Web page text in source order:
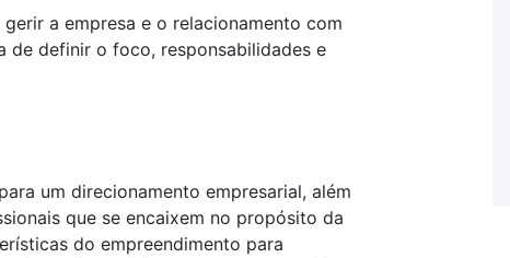
a empresa e o relacionamento com
de definir o foco, responsabilidades e
um direcionamento empresarial, além
que se encaixem no propósito da
do empreendimento para